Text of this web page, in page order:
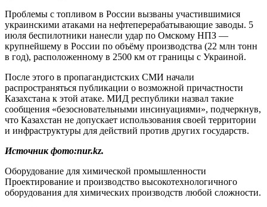
Проблемы с топливом в России вызваны участившимися
украинскими атаками на нефтеперерабатывающие заводы. 5
июля беспилотники нанесли удар по Омскому НПЗ —
крупнейшему в России по объёму производства (22 млн тонн
в год), расположенному в 2500 км от границы с Украиной.
После этого в пропагандистских СМИ начали
распространяться публикации о возможной причастности
Казахстана к этой атаке. МИД республики назвал такие
сообщения «безосновательными инсинуациями», подчеркнув,
что Казахстан не допускает использования своей территории
и инфраструктуры для действий против других государств.
Источник фото:nur.kz.
Оборудование для химической промышленности
Проектирование и производство высокотехнологичного
оборудования для химических производств любой сложности.